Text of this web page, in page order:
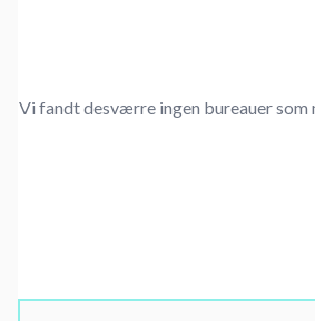
Vi fandt desværre ingen bureauer som